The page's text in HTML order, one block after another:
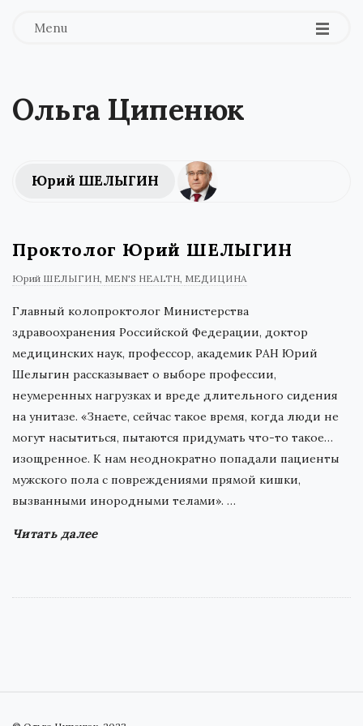
Menu
Ольга Ципенюк
Юрий ШЕЛЫГИН
Проктолог Юрий ШЕЛЫГИН
Юрий ШЕЛЫГИН MEN'S HEALTH МЕДИЦИНА
Главный колопроктолог Министерства
здравоохранения Российской Федерации, доктор
медицинских наук, профессор, академик РАН Юрий
Шелыгин рассказывает о выборе профессии,
неумеренных нагрузках и вреде длительного сидения
на унитазе. «Знаете, сейчас такое время, когда люди не
могут насытиться, пытаются придумать что-то такое…
изощренное. К нам неоднократно попадали пациенты
мужского пола с повреждениями прямой кишки,
вызванными инородными телами». …
Читать далее